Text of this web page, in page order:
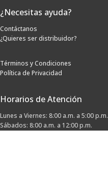
¿Necesitas ayuda?
Contáctanos
¿Quieres ser distribuidor?
Términos y Condiciones
Política de Privacidad
Horarios de Atención
Lunes a Viernes: 8:00 a.m. a 5:00 p.m.
Sábados: 8:00 a.m. a 12:00 p.m.